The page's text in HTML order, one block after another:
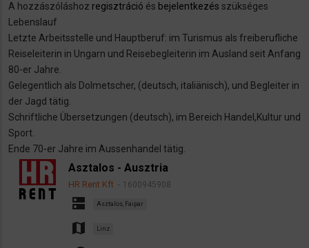
Gesellschafterin,
Reiseleiterin)
A hozzászóláshoz regisztráció és bejelentkezés szükséges
Lebenslauf
Letzte Arbeitsstelle und Hauptberuf: im Turismus als freiberufliche
Reiseleiterin in Ungarn und Reisebegleiterin im Ausland seit Anfang
80-er Jahre.
Gelegentlich als Dolmetscher, (deutsch, italiänisch), und Begleiter in
der Jagd tätig.
Schriftliche Übersetzungen (deutsch), im Bereich Handel,Kultur und
Sport.
Ende 70-er Jahre im Aussenhandel tätig.
Asztalos - Ausztria
HR Rent Kft 1600945908
dns Asztalos, Faipar
map Linz